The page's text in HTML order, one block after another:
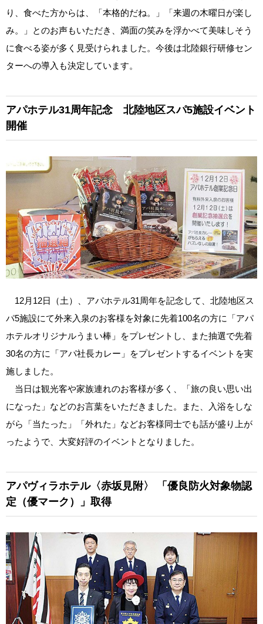
り、食べた方からは、「本格的だね。」「来週の木曜日が楽し
み。」とのお声もいただき、満面の笑みを浮かべて美味しそう
に食べる姿が多く見受けられました。今後は北陸銀行研修セン
ターへの導入も決定しています。
アパホテル31周年記念 北陸地区スパ5施設イベント
開催
12月12日（土）、アパホテル31周年を記念して、北陸地区ス
パ5施設にて外来入泉のお客様を対象に先着100名の方に「アパ
ホテルオリジナルうまい棒」をプレゼントし、また抽選で先着
30名の方に「アパ社長カレー」をプレゼントするイベントを実
施しました。
当日は観光客や家族連れのお客様が多く、「旅の良い思い出
になった」などのお言葉をいただきました。また、入浴をしな
がら「当たった」「外れた」などお客様同士でも話が盛り上が
ったようで、大変好評のイベントとなりました。
アパヴィラホテル〈赤坂見附〉 「優良防火対象物認
定（優マーク）」取得